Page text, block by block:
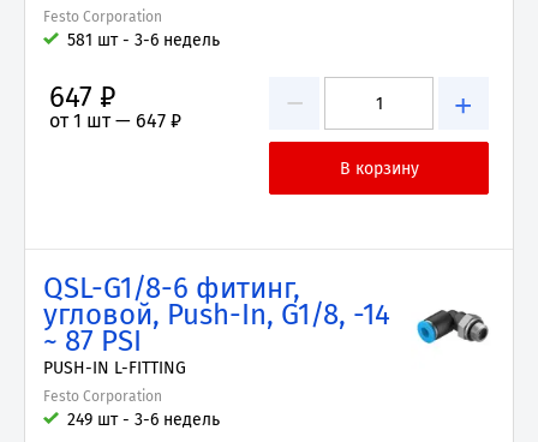
Festo Corporation
581 шт - 3-6 недель
− +
647 ₽
от 1 шт — 647 ₽
QSL-G1/8-6 фитинг,
угловой, Push-In, G1/8, -14
~ 87 PSI
PUSH-IN L-FITTING
Festo Corporation
249 шт - 3-6 недель